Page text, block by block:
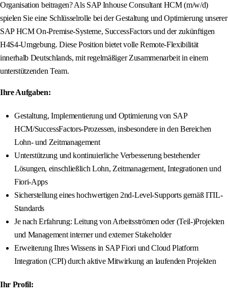
Organisation beitragen? Als SAP Inhouse Consultant HCM (m/w/d)
spielen Sie eine Schlüsselrolle bei der Gestaltung und Optimierung unserer
SAP HCM On-Premise-Systeme, SuccessFactors und der zukünftigen
H4S4-Umgebung. Diese Position bietet volle Remote-Flexibilität
innerhalb Deutschlands, mit regelmäßiger Zusammenarbeit in einem
unterstützenden Team.
Ihre Aufgaben:
Gestaltung, Implementierung und Optimierung von SAP
HCM/SuccessFactors-Prozessen, insbesondere in den Bereichen
Lohn- und Zeitmanagement
Unterstützung und kontinuierliche Verbesserung bestehender
Lösungen, einschließlich Lohn, Zeitmanagement, Integrationen und
Fiori-Apps
Sicherstellung eines hochwertigen 2nd-Level-Supports gemäß ITIL-
Standards
Je nach Erfahrung: Leitung von Arbeitsströmen oder (Teil-)Projekten
und Management interner und externer Stakeholder
Erweiterung Ihres Wissens in SAP Fiori und Cloud Platform
Integration (CPI) durch aktive Mitwirkung an laufenden Projekten
Ihr Profil: